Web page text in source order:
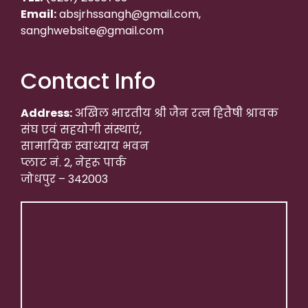
Email:absjrhssangh@gmail.com,
sanghwebsite@gmail.com
Contact Info
Address:अखिल भारतीय श्री जैन रत्न हितैषी श्रावक
संघ एवं सहयोगी संस्थाएं,
सामायिक स्वाध्याय भवन
प्लाट नं. 2, नेहरू पार्क
जोधपुर – 342003